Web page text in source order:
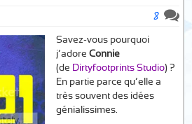
8
Savez-vous pourquoi
j’adoreConnie
(de Dirtyfootprints Studio) ?
En partie parce qu’elle a
très souvent des idées
génialissimes.